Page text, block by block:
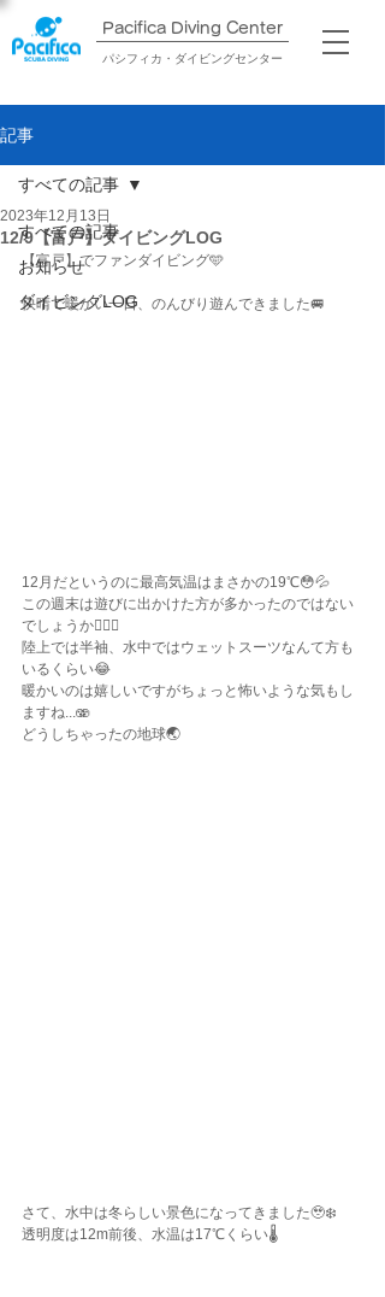
Pacifica Diving Center​
パシフィカ・ダイビングセンター
記事
すべての記事
お知らせ
ダイビングLOG
すべての記事
12/9【富戸】ダイビングLOG
2023年12月13日
【富戸】でファンダイビング🩵
快晴で暖かい一日、のんびり遊んできました🚐
12月だというのに最高気温はまさかの19℃😳💦
この週末は遊びに出かけた方が多かったのではない
でしょうか🧚🏽‍♀️
陸上では半袖、水中ではウェットスーツなんて方も
いるくらい😂
暖かいのは嬉しいですがちょっと怖いような気もし
ますね...🫨
どうしちゃったの地球🌏
さて、水中は冬らしい景色になってきました🥹❄️
透明度は12m前後、水温は17℃くらい🌡️